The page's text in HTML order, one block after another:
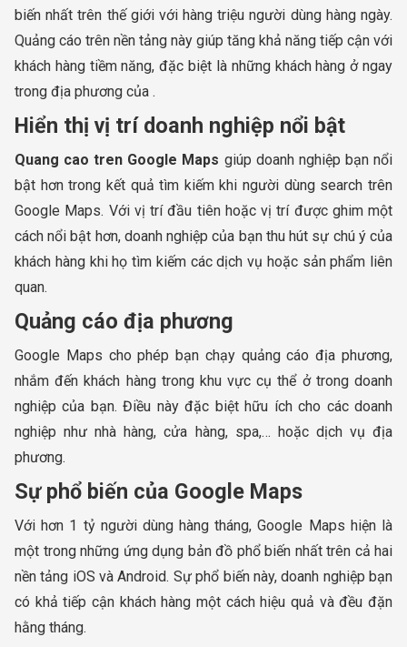
biến nhất trên thế giới với hàng triệu người dùng hàng ngày.
Quảng cáo trên nền tảng này giúp tăng khả năng tiếp cận với
khách hàng tiềm năng, đặc biệt là những khách hàng ở ngay
trong địa phương của .
Hiển thị vị trí doanh nghiệp nổi bật
Quang cao tren Google Maps giúp doanh nghiệp bạn nổi
bật hơn trong kết quả tìm kiếm khi người dùng search trên
Google Maps. Với vị trí đầu tiên hoặc vị trí được ghim một
cách nổi bật hơn, doanh nghiệp của bạn thu hút sự chú ý của
khách hàng khi họ tìm kiếm các dịch vụ hoặc sản phẩm liên
quan.
Quảng cáo địa phương
Google Maps cho phép bạn chạy quảng cáo địa phương,
nhắm đến khách hàng trong khu vực cụ thể ở trong doanh
nghiệp của bạn. Điều này đặc biệt hữu ích cho các doanh
nghiệp như nhà hàng, cửa hàng, spa,… hoặc dịch vụ địa
phương.
Sự phổ biến của Google Maps
Với hơn 1 tỷ người dùng hàng tháng, Google Maps hiện là
một trong những ứng dụng bản đồ phổ biến nhất trên cả hai
nền tảng iOS và Android. Sự phổ biến này, doanh nghiệp bạn
có khả tiếp cận khách hàng một cách hiệu quả và đều đặn
hằng tháng.